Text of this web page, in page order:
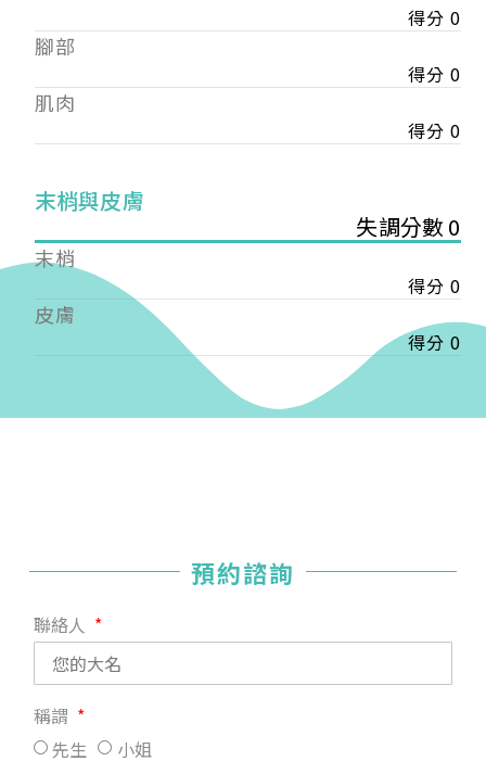
得分 0
腳部
得分 0
肌肉
得分 0
末梢與皮膚
失調分數 0
末梢
得分 0
皮膚
得分 0
預約諮詢
聯絡人
稱謂
先生
小姐
【會費】
入會費新臺幣1200元，於會員入會時繳納；常年會
費1200元，於每年度繳納。
入會費新臺幣3000元，於會員入會時繳納；常年會
費3000元，於每年度繳納。
戶名: 社團法人台灣自律神經健康培訓暨發展協會
帳號: 003-03-501566-2
銀行: (013) 國泰世華 南京東路分行